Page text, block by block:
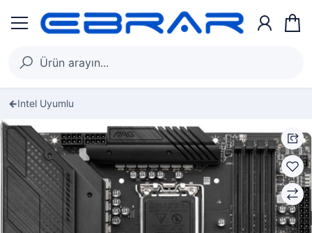
Intel Uyumlu